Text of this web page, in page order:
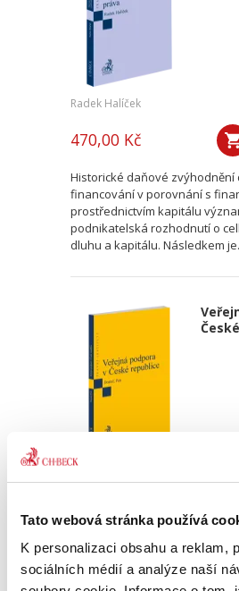
Tato webová stránka používá
K personalizaci obsahu a reklam,
sociálních médií a analýze naší
Radek Halíček
470,00 Kč
Historické daňové zvýhodnění
financování v porovnání s
prostřednictvím kapitálu
podnikatelská rozhodnutí o
dluhu a kapitálu. Následkem
340,00 Kč
Monografie pojímá uceleným
problematiku veřejné
její zásadní význam pro